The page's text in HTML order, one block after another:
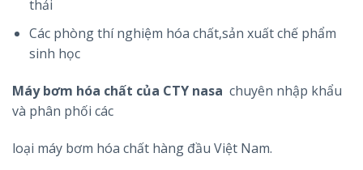
thải
Các phòng thí nghiệm hóa chất,sản xuất chế phẩm
sinh học
Máy bơm hóa chất của CTY nasa chuyên nhập khẩu
và phân phối các
loại máy bơm hóa chất hàng đầu Việt Nam.